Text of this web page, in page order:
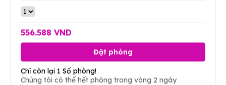
556.588 VND
Đặt phòng
Chỉ còn lại 1 Số phòng!
Chúng tôi có thể hết phòng trong vòng 2 ngày